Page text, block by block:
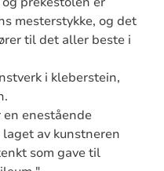
mesterstykke, og det
til det aller beste i
i kleberstein,
en enestående
av kunstneren
som gave til